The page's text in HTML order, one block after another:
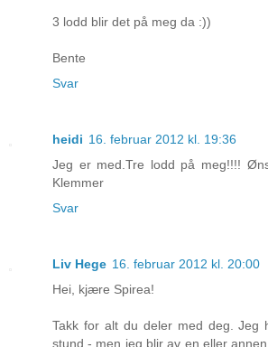
3 lodd blir det på meg da :))
Bente
Svar
heidi 16. februar 2012 kl. 19:36
Jeg er med.Tre lodd på meg!!!!
Klemmer
Svar
Liv Hege 16. februar 2012 kl. 20:00
Hei, kjære Spirea!
Takk for alt du deler med deg. Jeg
stund,- men jeg blir av en eller